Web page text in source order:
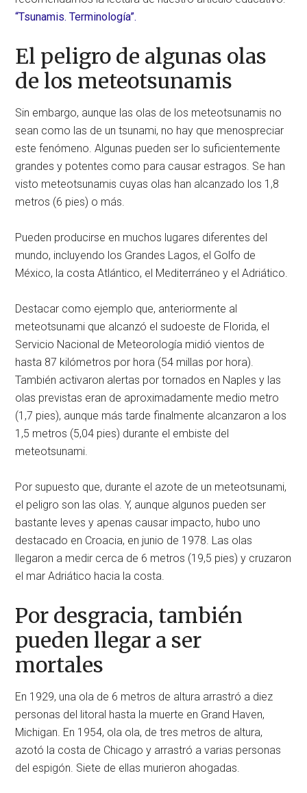
“Tsunamis. Terminología”.
El peligro de algunas olas
de los meteotsunamis
Sin embargo, aunque las olas de los meteotsunamis no
sean como las de un tsunami, no hay que menospreciar
este fenómeno. Algunas pueden ser lo suficientemente
grandes y potentes como para causar estragos. Se han
visto meteotsunamis cuyas olas han alcanzado los 1,8
metros (6 pies) o más.
Pueden producirse en muchos lugares diferentes del
mundo, incluyendo los Grandes Lagos, el Golfo de
México, la costa Atlántico, el Mediterráneo y el Adriático.
Destacar como ejemplo que, anteriormente al
meteotsunami que alcanzó el sudoeste de Florida, el
Servicio Nacional de Meteorología midió vientos de
hasta 87 kilómetros por hora (54 millas por hora).
También activaron alertas por tornados en Naples y las
olas previstas eran de aproximadamente medio metro
(1,7 pies), aunque más tarde finalmente alcanzaron a los
1,5 metros (5,04 pies) durante el embiste del
meteotsunami.
Por supuesto que, durante el azote de un meteotsunami,
el peligro son las olas. Y, aunque algunos pueden ser
bastante leves y apenas causar impacto, hubo uno
destacado en Croacia, en junio de 1978. Las olas
llegaron a medir cerca de 6 metros (19,5 pies) y cruzaron
el mar Adriático hacia la costa.
Por desgracia, también
pueden llegar a ser
mortales
En 1929, una ola de 6 metros de altura arrastró a diez
personas del litoral hasta la muerte en Grand Haven,
Michigan. En 1954, ola ola, de tres metros de altura,
azotó la costa de Chicago y arrastró a varias personas
del espigón. Siete de ellas murieron ahogadas.